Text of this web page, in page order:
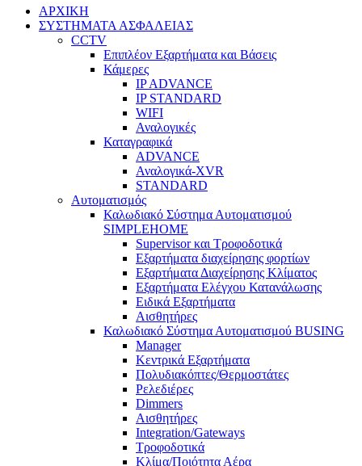
ΑΡΧΙΚΗ
ΣΥΣΤΗΜΑΤΑ ΑΣΦΑΛΕΙΑΣ
CCTV
Επιπλέον Εξαρτήματα και Βάσεις
Κάμερες
IP ADVANCE
IP STANDARD
WIFI
Αναλογικές
Καταγραφικά
ADVANCE
Αναλογικά-XVR
STANDARD
Αυτοματισμός
Καλωδιακό Σύστημα Αυτοματισμού
SIMPLEHOME
Supervisor και Τροφοδοτικά
Εξαρτήματα διαχείρησης φορτίων
Εξαρτήματα Διαχείρησης Κλίματος
Εξαρτήματα Ελέγχου Κατανάλωσης
Ειδικά Εξαρτήματα
Αισθητήρες
Καλωδιακό Σύστημα Αυτοματισμού BUSING
Manager
Κεντρικά Εξαρτήματα
Πολυδιακόπτες/Θερμοστάτες
Ρελεδιέρες
Dimmers
Αισθητήρες
Integration/Gateways
Τροφοδοτικά
Κλίμα/Ποιότητα Αέρα